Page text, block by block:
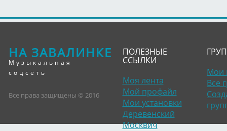
НА ЗАВАЛИНКЕ
Музыкальная
соцсеть
Все права защищены © 2016
ПОЛЕЗНЫЕ
ССЫЛКИ
Моя лента
Мой профайл
Мои установки
Деревенский
Москвич
Мои
Все